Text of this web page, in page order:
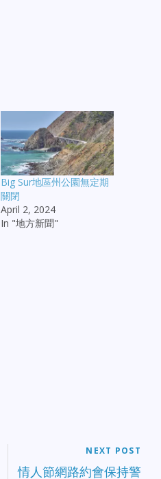
Big Sur地區州公園無定期
關閉
April 2, 2024
In "地方新聞"
NEXT POST
情人節網路約會保持警